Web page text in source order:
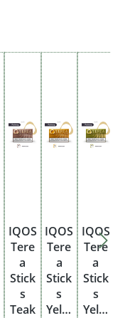
IQOS
Tere
a
Stick
s
Teak
IQOS
Tere
a
Stick
s
Yello
IQOS
Tere
a
Stick
s
Yello